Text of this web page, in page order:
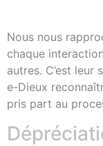
Nous nous
chaque
autres. C’est leur
e-Dieux
pris part au